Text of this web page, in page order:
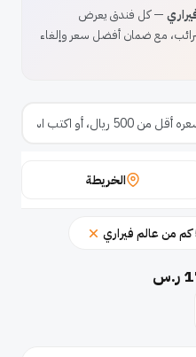
— كل فندق يعرض
مع ضمان أفضل سعر وإلغاء
الخريطة